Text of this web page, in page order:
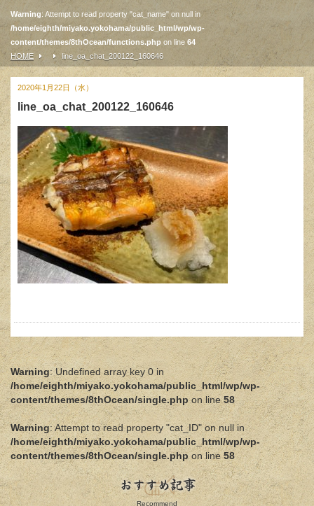
Warning: Attempt to read property "cat_name" on null in
/home/eighth/miyako.yokohama/public_html/wp/wp-
content/themes/8thOcean/functions.php on line 64
HOME
line_oa_chat_200122_160646
2020年1月22日（水）
line_oa_chat_200122_160646
Warning: Undefined array key 0 in
/home/eighth/miyako.yokohama/public_html/wp/wp-
content/themes/8thOcean/single.phpon line58
Warning: Attempt to read property "cat_ID" on null in
/home/eighth/miyako.yokohama/public_html/wp/wp-
content/themes/8thOcean/single.phpon line58
おすすめ記事
Recommend